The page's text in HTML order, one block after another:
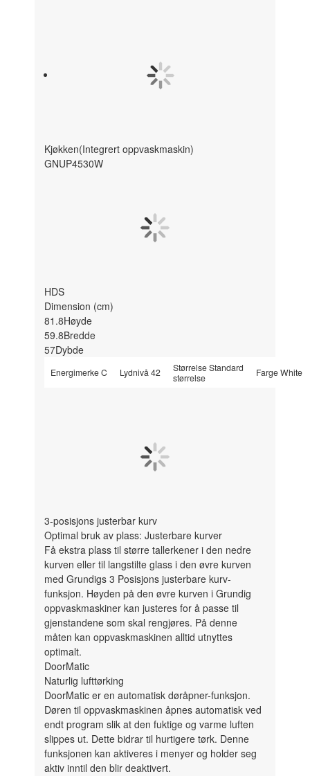
Kjøkken(Integrert oppvaskmaskin)
GNUP4530W
HDS
Dimension (cm)
81.8Høyde
59.8Bredde
57Dybde
EnergimerkeC Lydnivå 42 StørrelseStandard
størrelse
FargeWhite
3-posisjons justerbar kurv
Optimal bruk av plass: Justerbare kurver
Få ekstra plass til større tallerkener i den nedre
kurven eller til langstilte glass i den øvre kurven
med Grundigs 3 Posisjons justerbare kurv-
funksjon. Høyden på den øvre kurven i Grundig
oppvaskmaskiner kan justeres for å passe til
gjenstandene som skal rengjøres. På denne
måten kan oppvaskmaskinen alltid utnyttes
optimalt.
DoorMatic
Naturlig lufttørking
DoorMatic er en automatisk døråpner-funksjon.
Døren til oppvaskmaskinen åpnes automatisk ved
endt program slik at den fuktige og varme luften
slippes ut. Dette bidrar til hurtigere tørk. Denne
funksjonen kan aktiveres i menyer og holder seg
aktiv inntil den blir deaktivert.